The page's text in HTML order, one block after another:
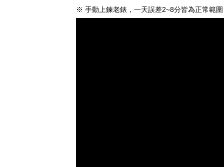
※ 手動上鍊老錶，一天誤差2~8分皆為正常範圍